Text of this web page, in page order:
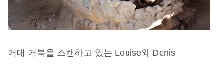
거대 거북을 스캔하고 있는 Louise와 Denis